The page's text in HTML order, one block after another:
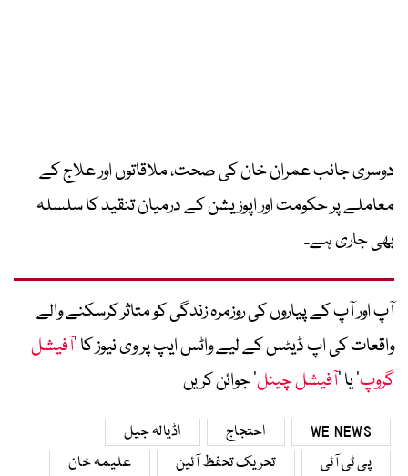
دوسری جانب عمران خان کی صحت، ملاقاتوں اور علاج کے
معاملے پر حکومت اور اپوزیشن کے درمیان تنقید کا سلسلہ
بھی جاری ہے۔
آپ اور آپ کے پیاروں کی روزمرہ زندگی کو متاثر کرسکنے والے
واقعات کی اپ ڈیٹس کے لیے واٹس ایپ پر وی نیوز کا ’آفیشل
گروپ‘ یا ’آفیشل چینل‘ جوائن کریں
WE NEWS احتجاج
اڈیالہ جیل
پی ٹی آئی
تحریک تحفظ آئین
علیمہ خان